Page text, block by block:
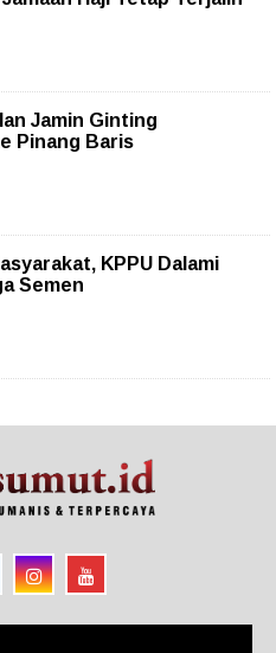
Jamin Ginting
Pinang Baris
KPPU Dalami
Semen